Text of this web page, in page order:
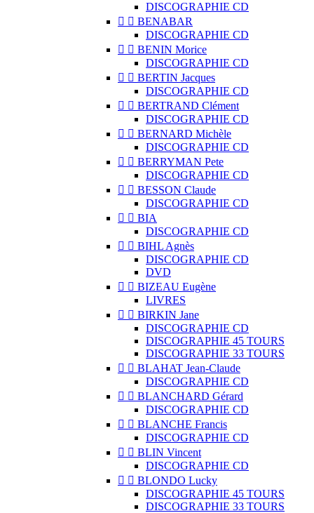
DISCOGRAPHIE CD
  BENABAR
DISCOGRAPHIE CD
  BENIN Morice
DISCOGRAPHIE CD
  BERTIN Jacques
DISCOGRAPHIE CD
  BERTRAND Clément
DISCOGRAPHIE CD
  BERNARD Michèle
DISCOGRAPHIE CD
  BERRYMAN Pete
DISCOGRAPHIE CD
  BESSON Claude
DISCOGRAPHIE CD
  BIA
DISCOGRAPHIE CD
  BIHL Agnès
DISCOGRAPHIE CD
DVD
  BIZEAU Eugène
LIVRES
  BIRKIN Jane
DISCOGRAPHIE CD
DISCOGRAPHIE 45 TOURS
DISCOGRAPHIE 33 TOURS
  BLAHAT Jean-Claude
DISCOGRAPHIE CD
  BLANCHARD Gérard
DISCOGRAPHIE CD
  BLANCHE Francis
DISCOGRAPHIE CD
  BLIN Vincent
DISCOGRAPHIE CD
  BLONDO Lucky
DISCOGRAPHIE 45 TOURS
DISCOGRAPHIE 33 TOURS